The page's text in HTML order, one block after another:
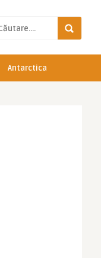
Antarctica